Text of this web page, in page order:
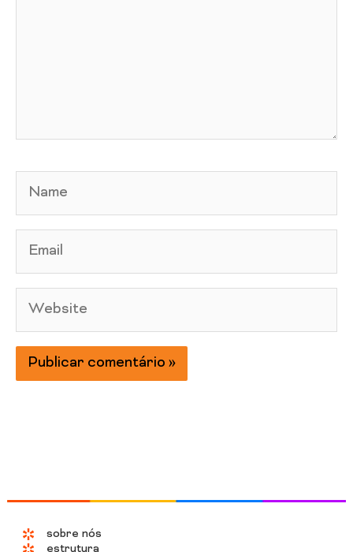
sobre nós
estrutura